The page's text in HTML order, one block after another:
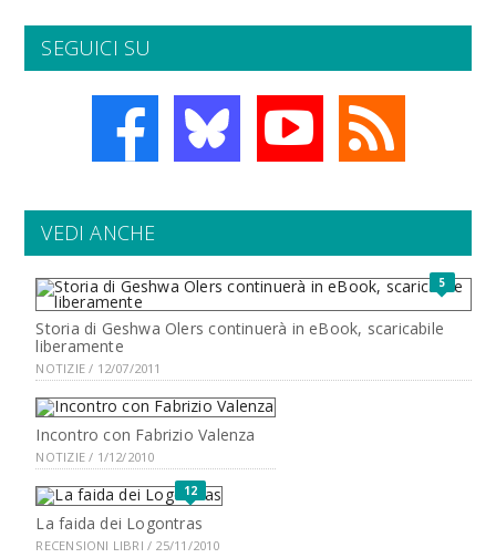
SEGUICI SU
VEDI ANCHE
5
Storia di Geshwa Olers continuerà in eBook, scaricabile
liberamente
NOTIZIE / 12/07/2011
Incontro con Fabrizio Valenza
NOTIZIE / 1/12/2010
12
La faida dei Logontras
RECENSIONI LIBRI / 25/11/2010